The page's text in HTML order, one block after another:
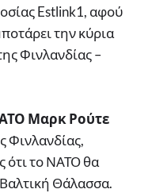
Estlink1, αφού
την κύρια
Φινλανδίας –
Μαρκ Ρούτε
Φινλανδίας,
ότι το ΝΑΤΟ θα
Θάλασσα.